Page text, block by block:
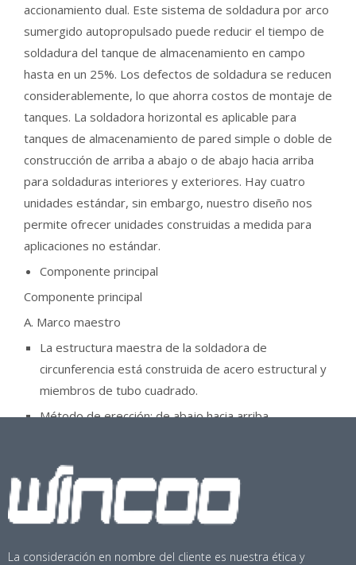
accionamiento dual. Este sistema de soldadura por arco
sumergido autopropulsado puede reducir el tiempo de
soldadura del tanque de almacenamiento en campo
hasta en un 25%. Los defectos de soldadura se reducen
considerablemente, lo que ahorra costos de montaje de
tanques. La soldadora horizontal es aplicable para
tanques de almacenamiento de pared simple o doble de
construcción de arriba a abajo o de abajo hacia arriba
para soldaduras interiores y exteriores. Hay cuatro
unidades estándar, sin embargo, nuestro diseño nos
permite ofrecer unidades construidas a medida para
aplicaciones no estándar.
Componente principal
Componente principal
A. Marco maestro
La estructura maestra de la soldadora de
circunferencia está construida de acero estructural y
miembros de tubo cuadrado.
Método de erección: de abajo hacia arriba
Ancho de la carcasa: de arriba a abajo 1,5-3,2 m
La consideración en nombre del cliente es nuestra ética y